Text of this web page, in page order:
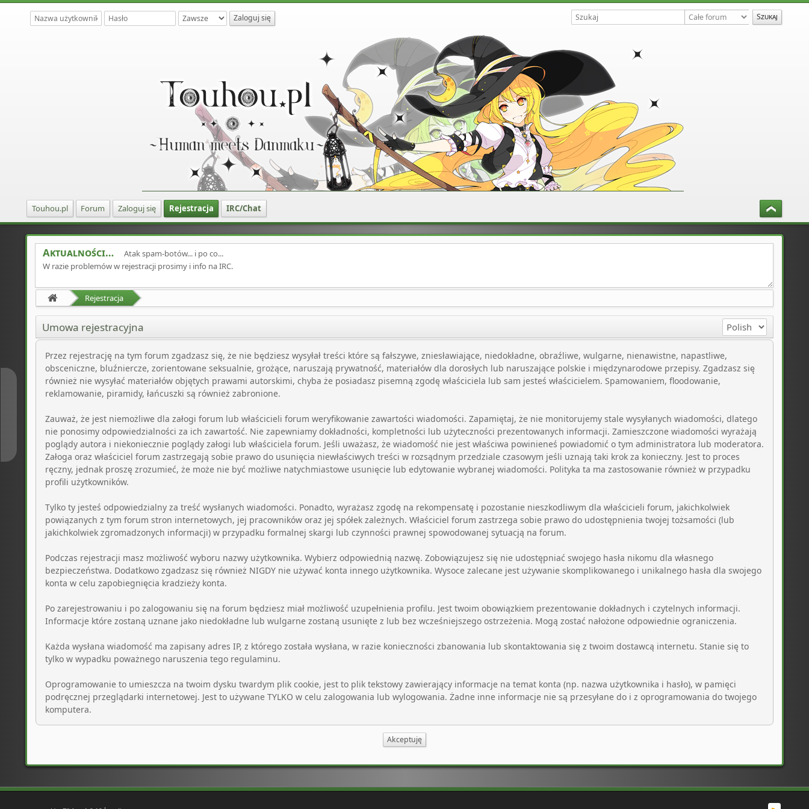
Touhou.pl Forum Zaloguj się Rejestracja IRC/Chat
Aktualności
Atak spam-botów... i po co...
W razie problemów w rejestracji prosimy i info na IRC.
Rejestracja
Umowa rejestracyjna
Przez rejestrację na tym forum zgadzasz się, że nie będziesz wysyłał treści które są fałszywe, zniesławiające, niedokładne, obraźliwe, wulgarne, nienawistne, napastliwe,
obsceniczne, bluźniercze, zorientowane seksualnie, grożące, naruszają prywatność, materiałów dla dorosłych lub naruszające polskie i międzynarodowe przepisy. Zgadzasz się
również nie wysyłać materiałów objętych prawami autorskimi, chyba że posiadasz pisemną zgodę właściciela lub sam jesteś właścicielem. Spamowaniem, floodowanie,
reklamowanie, piramidy, łańcuszki są również zabronione.
Zauważ, że jest niemożliwe dla załogi forum lub właścicieli forum weryfikowanie zawartości wiadomości. Zapamiętaj, że nie monitorujemy stale wysyłanych wiadomości, dlatego
nie ponosimy odpowiedzialności za ich zawartość. Nie zapewniamy dokładności, kompletności lub użyteczności prezentowanych informacji. Zamieszczone wiadomości wyrażają
poglądy autora i niekoniecznie poglądy załogi lub właściciela forum. Jeśli uważasz, że wiadomość nie jest właściwa powinieneś powiadomić o tym administratora lub moderatora.
Załoga oraz właściciel forum zastrzegają sobie prawo do usunięcia niewłaściwych treści w rozsądnym przedziale czasowym jeśli uznają taki krok za konieczny. Jest to proces
ręczny, jednak proszę zrozumieć, że może nie być możliwe natychmiastowe usunięcie lub edytowanie wybranej wiadomości. Polityka ta ma zastosowanie również w przypadku
profili użytkowników.
Tylko ty jesteś odpowiedzialny za treść wysłanych wiadomości. Ponadto, wyrażasz zgodę na rekompensatę i pozostanie nieszkodliwym dla właścicieli forum, jakichkolwiek
powiązanych z tym forum stron internetowych, jej pracowników oraz jej spółek zależnych. Właściciel forum zastrzega sobie prawo do udostępnienia twojej tożsamości (lub
jakichkolwiek zgromadzonych informacji) w przypadku formalnej skargi lub czynności prawnej spowodowanej sytuacją na forum.
Podczas rejestracji masz możliwość wyboru nazwy użytkownika. Wybierz odpowiednią nazwę. Zobowiązujesz się nie udostępniać swojego hasła nikomu dla własnego
bezpieczeństwa. Dodatkowo zgadzasz się również NIGDY nie używać konta innego użytkownika. Wysoce zalecane jest używanie skomplikowanego i unikalnego hasła dla swojego
konta w celu zapobiegnięcia kradzieży konta.
Po zarejestrowaniu i po zalogowaniu się na forum będziesz miał możliwość uzupełnienia profilu. Jest twoim obowiązkiem prezentowanie dokładnych i czytelnych informacji.
Informacje które zostaną uznane jako niedokładne lub wulgarne zostaną usunięte z lub bez wcześniejszego ostrzeżenia. Mogą zostać nałożone odpowiednie ograniczenia.
Każda wysłana wiadomość ma zapisany adres IP, z którego została wysłana, w razie konieczności zbanowania lub skontaktowania się z twoim dostawcą internetu. Stanie się to
tylko w wypadku poważnego naruszenia tego regulaminu.
Oprogramowanie to umieszcza na twoim dysku twardym plik cookie, jest to plik tekstowy zawierający informacje na temat konta (np. nazwa użytkownika i hasło), w pamięci
podręcznej przeglądarki internetowej. Jest to używane TYLKO w celu zalogowania lub wylogowania. Żadne inne informacje nie są przesyłane do i z oprogramowania do twojego
komputera.